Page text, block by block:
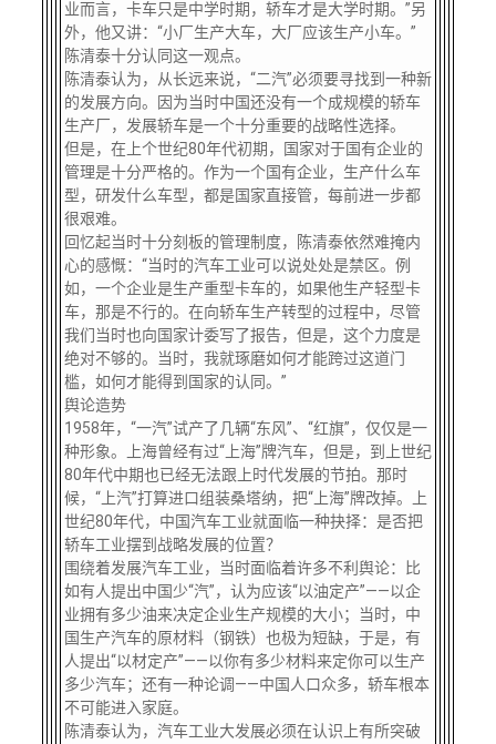
业而言，卡车只是中学时期，轿车才是大学时期。”另
外，他又讲：“小厂生产大车，大厂应该生产小车。”
陈清泰十分认同这一观点。
陈清泰认为，从长远来说，“二汽”必须要寻找到一种新
的发展方向。因为当时中国还没有一个成规模的轿车
生产厂，发展轿车是一个十分重要的战略性选择。
但是，在上个世纪80年代初期，国家对于国有企业的
管理是十分严格的。作为一个国有企业，生产什么车
型，研发什么车型，都是国家直接管，每前进一步都
很艰难。
回忆起当时十分刻板的管理制度，陈清泰依然难掩内
心的感慨：“当时的汽车工业可以说处处是禁区。例
如，一个企业是生产重型卡车的，如果他生产轻型卡
车，那是不行的。在向轿车生产转型的过程中，尽管
我们当时也向国家计委写了报告，但是，这个力度是
绝对不够的。当时，我就琢磨如何才能跨过这道门
槛，如何才能得到国家的认同。”
舆论造势
1958年，“一汽”试产了几辆“东风”、“红旗”，仅仅是一
种形象。上海曾经有过“上海”牌汽车，但是，到上世纪
80年代中期也已经无法跟上时代发展的节拍。那时
候，“上汽”打算进口组装桑塔纳，把“上海”牌改掉。上
世纪80年代，中国汽车工业就面临一种抉择：是否把
轿车工业摆到战略发展的位置？
围绕着发展汽车工业，当时面临着许多不利舆论：比
如有人提出中国少“汽”，认为应该“以油定产”——以企
业拥有多少油来决定企业生产规模的大小；当时，中
国生产汽车的原材料（钢铁）也极为短缺，于是，有
人提出“以材定产”——以你有多少材料来定你可以生产
多少汽车；还有一种论调——中国人口众多，轿车根本
不可能进入家庭。
陈清泰认为，汽车工业大发展必须在认识上有所突破